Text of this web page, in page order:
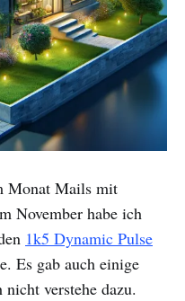
Monat Mails mit
November habe ich
1k5 Dynamic Pulse
Es gab auch einige
verstehe dazu.